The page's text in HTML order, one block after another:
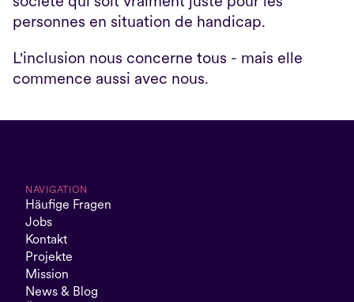
personnes en situation de handicap.
L'inclusion nous concerne tous - mais elle
commence aussi avec nous.
NAVIGATION
Häufige Fragen
Jobs
Kontakt
Projekte
Mission
News & Blog